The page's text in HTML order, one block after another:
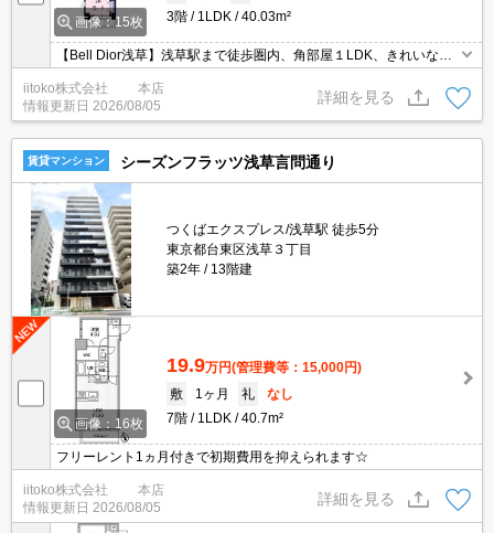
画像：15枚
3階
1LDK 40.03m²
【Bell Dior浅草】浅草駅まで徒歩圏内、角部屋１LDK、きれいなお
部屋です。
iitoko株式会社 本店
情報更新日 2026/08/05
詳細を見る
賃貸マンション シーズンフラッツ浅草言問通り
つくばエクスプレス/浅草駅 徒歩5分
東京都台東区浅草３丁目
築2年
13階建
画像：16枚
19.9万円(管理費等：15,000円)
敷
1ヶ月 礼
なし
7階
1LDK 40.7m²
フリーレント1ヵ月付きで初期費用を抑えられます☆
iitoko株式会社 本店
情報更新日 2026/08/05
詳細を見る